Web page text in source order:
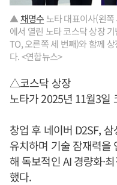
▲채명수 노타 대표이사(왼
에서 열린 노타 코스닥 상장
TO, 오른쪽 세 번째)와 함께
다. <연합뉴스>
△코스닥 상장
노타가 2025년 11월3일
창업 후 네이버 D2SF,
유치하며 기술 잠재력을
해 독보적인 AI 경량화·
했다.